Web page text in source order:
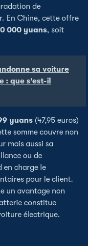
de
En Chine, cette offre
000 yuans, soit
sa voiture
: que s'est-il
yuans (47,95 euros)
somme couvre non
mais aussi sa
ou de
en charge le
pour le client.
un avantage non
constitue
électrique.